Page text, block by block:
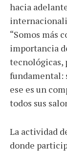
hacia
“Somos más
importancia
tecnológicas,
fundamental:
ese es un
todos sus
La actividad
donde